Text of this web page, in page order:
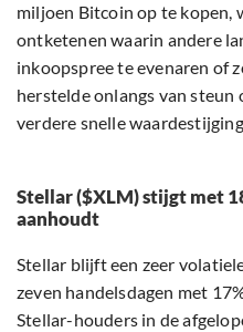
miljoen Bitcoin op te kopen,
ontketenen waarin andere
inkoopspree te evenaren of
herstelde onlangs van
verdere snelle
Stellar ($XLM) stijgt met
aanhoudt
Stellar blijft een zeer
zeven handelsdagen met
Stellar-houders in de